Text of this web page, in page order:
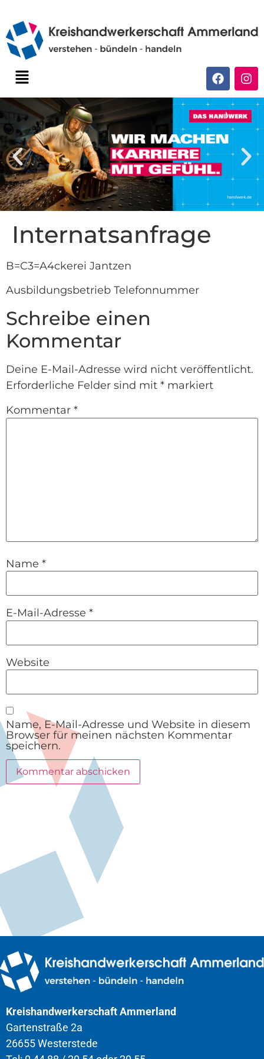
Internatsanfrage
B=C3=A4ckerei Jantzen
Ausbildungsbetrieb Telefonnummer
Schreibe einen
Kommentar
Deine E-Mail-Adresse wird nicht veröffentlicht.
Erforderliche Felder sind mit * markiert
Kommentar *
Name *
E-Mail-Adresse *
Website
Name, E-Mail-Adresse und Website in diesem
Browser für meinen nächsten Kommentar
speichern.
Kreishandwerkerschaft Ammerland
Gartenstraße 2a
26655 Westerstede